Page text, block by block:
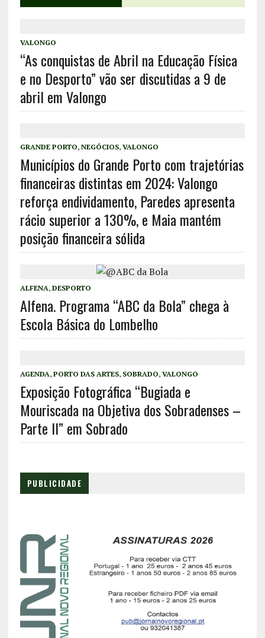
VALONGO
“As conquistas de Abril na Educação Física
e no Desporto” vão ser discutidas a 9 de
abril em Valongo
GRANDE PORTO, NEGÓCIOS, VALONGO
Municípios do Grande Porto com trajetórias
financeiras distintas em 2024: Valongo
reforça endividamento, Paredes apresenta
rácio superior a 130%, e Maia mantém
posição financeira sólida
ALFENA, DESPORTO
Alfena. Programa “ABC da Bola” chega à
Escola Básica do Lombelho
AGENDA, PORTO DAS ARTES, SOBRADO, VALONGO
Exposição Fotográfica “Bugiada e
Mouriscada na Objetiva dos Sobradenses –
Parte II” em Sobrado
PUBLICIDADE